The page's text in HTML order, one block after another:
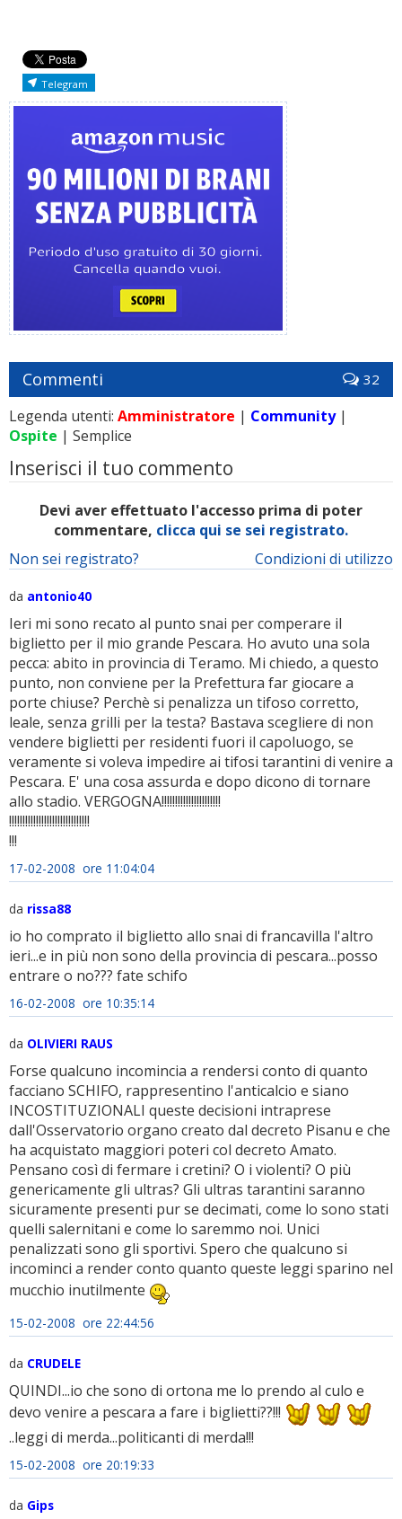
Telegram
Commenti 32
Legenda utenti: Amministratore | Community|
Ospite | Semplice
Inserisci il tuo commento
Devi aver effettuato l'accesso prima di poter
commentare, clicca qui se sei registrato.
Condizioni di utilizzo
Non sei registrato?
da antonio40
Ieri mi sono recato al punto snai per comperare il
biglietto per il mio grande Pescara. Ho avuto una sola
pecca: abito in provincia di Teramo. Mi chiedo, a questo
punto, non conviene per la Prefettura far giocare a
porte chiuse? Perchè si penalizza un tifoso corretto,
leale, senza grilli per la testa? Bastava scegliere di non
vendere biglietti per residenti fuori il capoluogo, se
veramente si voleva impedire ai tifosi tarantini di venire a
Pescara. E' una cosa assurda e dopo dicono di tornare
allo stadio. VERGOGNA!!!!!!!!!!!!!!!!!!!!!!
!!!!!!!!!!!!!!!!!!!!!!!!!!!!!!
!!!
17-02-2008 ore 11:04:04
da rissa88
io ho comprato il biglietto allo snai di francavilla l'altro
ieri...e in più non sono della provincia di pescara...posso
entrare o no??? fate schifo
16-02-2008 ore 10:35:14
da OLIVIERI RAUS
Forse qualcuno incomincia a rendersi conto di quanto
facciano SCHIFO, rappresentino l'anticalcio e siano
INCOSTITUZIONALI queste decisioni intraprese
dall'Osservatorio organo creato dal decreto Pisanu e che
ha acquistato maggiori poteri col decreto Amato.
Pensano così di fermare i cretini? O i violenti? O più
genericamente gli ultras? Gli ultras tarantini saranno
sicuramente presenti pur se decimati, come lo sono stati
quelli salernitani e come lo saremmo noi. Unici
penalizzati sono gli sportivi. Spero che qualcuno si
incominci a render conto quanto queste leggi sparino nel
mucchio inutilmente
15-02-2008 ore 22:44:56
da CRUDELE
QUINDI...io che sono di ortona me lo prendo al culo e
devo venire a pescara a fare i biglietti??!!!
..leggi di merda...politicanti di merda!!!
15-02-2008 ore 20:19:33
da Gips